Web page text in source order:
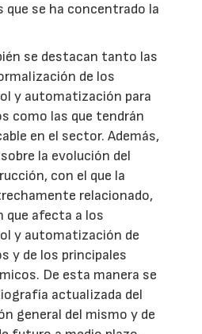
que se ha concentrado la
se destacan tanto las
de los
y automatización para
como las que tendrán
en el sector. Además,
la evolución del
con el que la
relacionado,
que afecta a los
y automatización de
y de los principales
De esta manera se
actualizada del
general del mismo y de